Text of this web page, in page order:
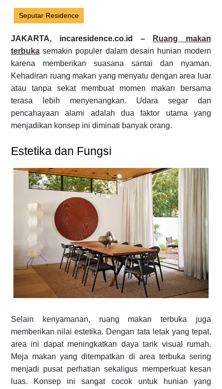
Seputar Residence
JAKARTA, incaresidence.co.id –
Ruang makan
terbuka semakin populer dalam desain hunian modern
karena memberikan suasana santai dan nyaman.
Kehadiran ruang makan yang menyatu dengan area luar
atau tanpa sekat membuat momen makan bersama
terasa lebih menyenangkan. Udara segar dan
pencahayaan alami adalah dua faktor utama yang
menjadikan konsep ini diminati banyak orang.
Estetika dan Fungsi
Selain kenyamanan, ruang makan terbuka juga
memberikan nilai estetika. Dengan tata letak yang tepat,
area ini dapat meningkatkan daya tarik visual rumah.
Meja makan yang ditempatkan di area terbuka sering
menjadi pusat perhatian sekaligus memperkuat kesan
luas. Konsep ini sangat cocok untuk hunian yang